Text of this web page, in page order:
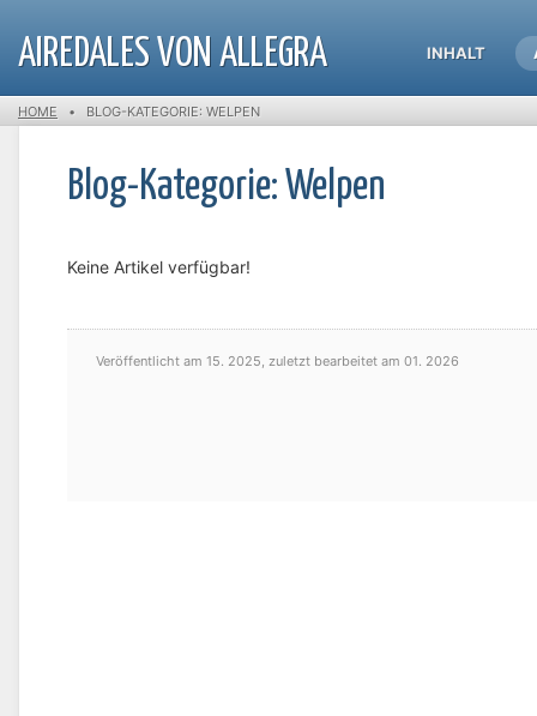
AIREDALES VON ALLEGRA INHALT
HOME • BLOG-KATEGORIE: WELPEN
Blog-Kategorie: Welpen
Keine Artikel verfügbar!
Veröffentlicht am 15. 2025, zuletzt bearbeitet am 01. 2026